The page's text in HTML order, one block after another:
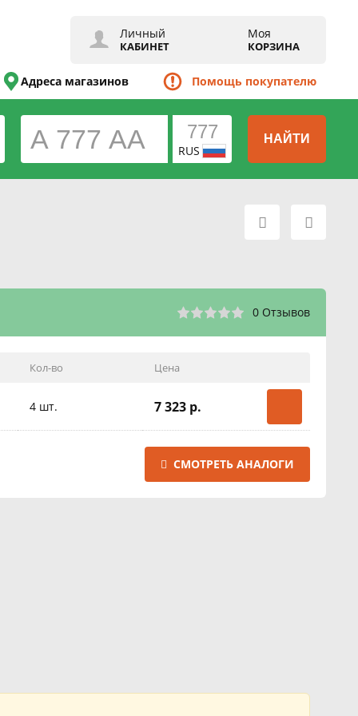
Личный
КАБИНЕТ
Моя
КОРЗИНА
Адреса магазинов Помощь покупателю
RUS
НАЙТИ
0 Отзывов
Кол-во Цена
4 шт. 7 323 р.
СМОТРЕТЬ АНАЛОГИ